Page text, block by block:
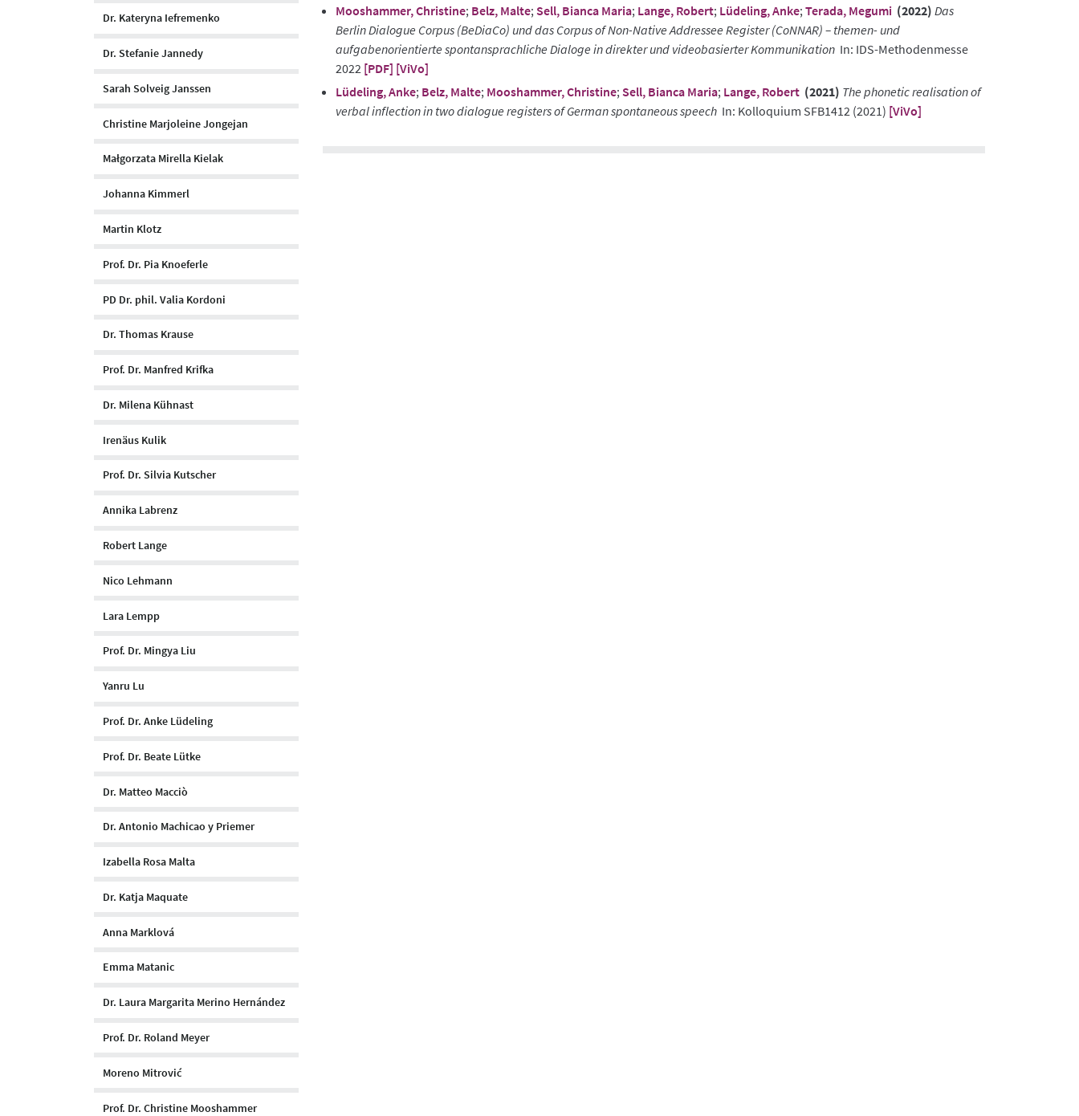
Dr. Kateryna Iefremenko
Dr. Stefanie Jannedy
Sarah Solveig Janssen
Christine Marjoleine Jongejan
Małgorzata Mirella Kielak
Johanna Kimmerl
Martin Klotz
Prof. Dr. Pia Knoeferle
PD Dr. phil. Valia Kordoni
Dr. Thomas Krause
Prof. Dr. Manfred Krifka
Dr. Milena Kühnast
Irenäus Kulik
Prof. Dr. Silvia Kutscher
Annika Labrenz
Robert Lange
Nico Lehmann
Lara Lempp
Prof. Dr. Mingya Liu
Yanru Lu
Prof. Dr. Anke Lüdeling
Prof. Dr. Beate Lütke
Dr. Matteo Macciò
Dr. Antonio Machicao y Priemer
Izabella Rosa Malta
Dr. Katja Maquate
Anna Marklová
Emma Matanic
Dr. Laura Margarita Merino Hernández
Prof. Dr. Roland Meyer
Moreno Mitrović
Prof. Dr. Christine Mooshammer
Mooshammer, Christine; Belz, Malte;Sell, Bianca Maria; Lange, Robert; Lüdeling, Anke;Terada, Megumi (2022) Das
Berlin Dialogue Corpus (BeDiaCo) und das Corpus of Non-Native Addressee Register (CoNNAR) – themen- und
aufgabenorientierte spontansprachliche Dialoge in direkter und videobasierter Kommunikation In: IDS-Methodenmesse
2022 [PDF] [ViVo]
Lüdeling, Anke; Belz, Malte; Mooshammer, Christine;Sell, Bianca Maria; Lange, Robert (2021) The phonetic realisation of
verbal inflection in two dialogue registers of German spontaneous speech In: Kolloquium SFB1412 (2021) [ViVo]